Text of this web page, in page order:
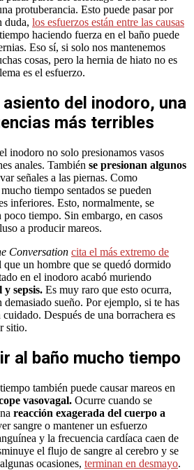
protuberancia. Esto puede pasar por
duda, los esfuerzos están entre las causas
haciendo fuerza en el baño puede
Eso sí, si solo nos mantenemos
cosas, pero la hernia de hiato no es
es el esfuerzo.
del inodoro, una
más terribles
inodoro no solo presionamos vasos
anales. También se presionan algunos
señales a las piernas. Como
tiempo sentados se pueden
inferiores. Esto, normalmente, se
tiempo. Sin embargo, en casos
a producir mareos.
Conversation cita el más extremo de
que un hombre que se quedó dormido
en el inodoro acabó muriendo
sepsis. Es muy raro que esto ocurra,
sueño. Por ejemplo, si te has
Después de una borrachera es
sitio.
al baño mucho tiempo
también puede causar mareos en
vasovagal. Ocurre cuando se
reacción exagerada del cuerpo a
sangre o mantener un esfuerzo
y la frecuencia cardíaca caen de
el flujo de sangre al cerebro y se
ocasiones, terminan en desmayo.